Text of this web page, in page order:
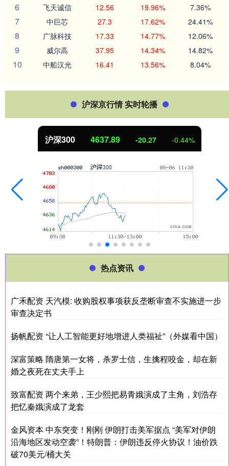
6 飞天诚信 12.56 19.96% 7.36%
7 中巨芯 27.3 17.62% 24.41%
8 广脉科技 17.33 14.77% 12.06%
9 威尔高 37.95 14.34% 14.82%
10 中船汉光 16.41 13.56% 8.04%
沪深京行情 实时轮播
4637.89 -20.27 -0.44%
热点资讯
广禾配资 天汽模: 收购股权事项获反垄断审查不实施进一步
审查决定书
扬帆配资 “让人工智能更好地增进人类福祉”（外媒看中国）
深富策略 隋唐第一女将，杀罗士信，生擒程咬金，却在新
婚之夜死在丈夫手上
致富配资 两个来弟，王少熙把易青娥演成了主角，刘浩存
把忆秦娥演成了龙套
金风资本 中东突变！刚刚 伊朗打击美军据点 “美军对伊朗
沿海地区发动空袭”！特朗普：伊朗违反停火协议！油价跌
破70美元/桶大关